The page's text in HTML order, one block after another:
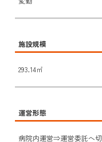
施設規模
293.14㎡
運営形態
病院内運営⇒運営委託へ